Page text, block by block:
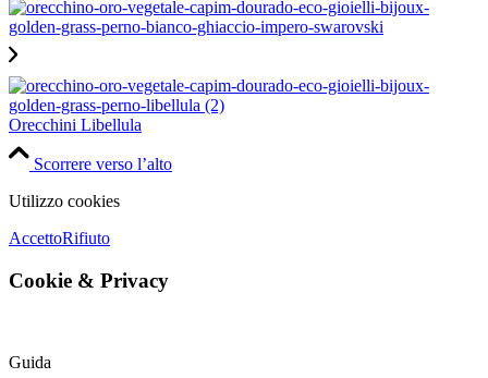
Orecchini Libellula
Scorrere verso l’alto
Utilizzo cookies
AccettoRifiuto
Cookie & Privacy
Guida